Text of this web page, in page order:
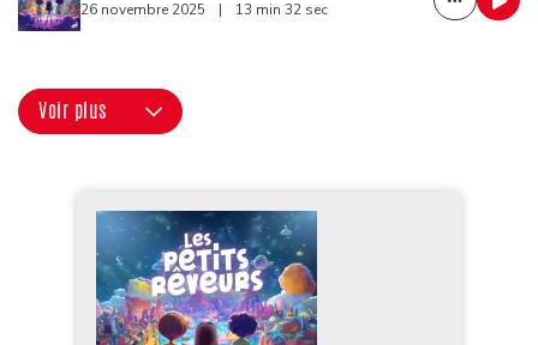
26 novembre 2025 | 13 min 32 sec
Voir plus